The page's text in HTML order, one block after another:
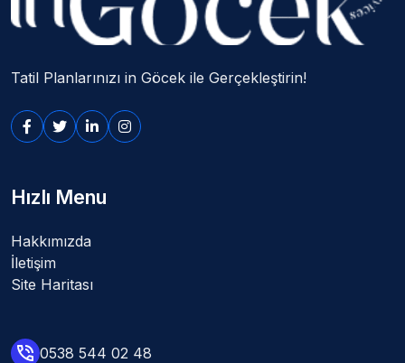
Tatil Planlarınızı in Göcek ile Gerçekleştirin!
Hızlı Menu
Hakkımızda
İletişim
Site Haritası
0538 544 02 48